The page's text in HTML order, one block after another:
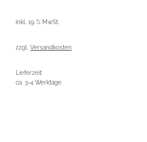
inkl. 19 % MwSt.
zzgl.Versandkosten
Lieferzeit:
ca. 3-4 Werktage